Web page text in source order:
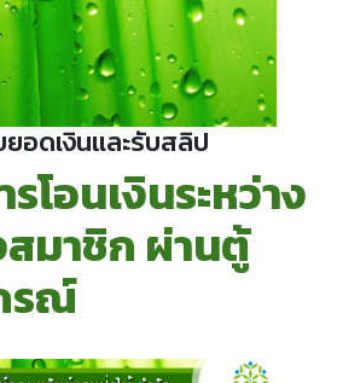
อดเงินและรับสลิป
โอนเงินระหว่าง
มาชิก ผ่านตู้
รณ์